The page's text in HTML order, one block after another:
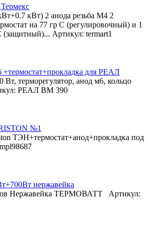
кВт) 2 анода резьба М4 2
на 77 гр С (регулировочный) и 1
(защитный)... Артикул: termart1
для РЕАЛ
терморегулятор, анод м6, кольцо
РЕАЛ ВМ 390
№1
ТЭН+термостат+анод+прокладка под
нержавейка
Нержавейка ТЕРМОВАТТ
Артикул: